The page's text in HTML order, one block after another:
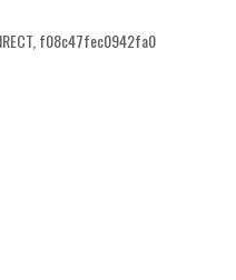
f08c47fec0942fa0